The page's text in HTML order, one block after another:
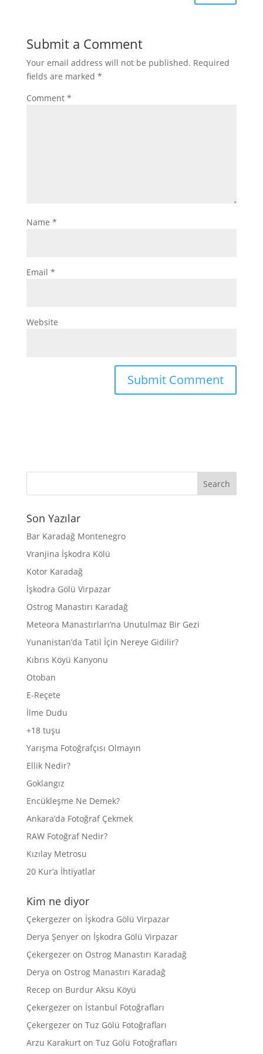
Submit a Comment
Your email address will not be published. Required
fields are marked *
Comment *
Name *
Email *
Website
Son Yazılar
Bar Karadağ Montenegro
Vranjina İşkodra Kölü
Kotor Karadağ
İşkodra Gölü Virpazar
Ostrog Manastırı Karadağ
Meteora Manastırları’na Unutulmaz Bir Gezi
Yunanistan’da Tatil İçin Nereye Gidilir?
Kıbrıs Köyü Kanyonu
Otoban
E-Reçete
İlme Dudu
+18 tuşu
Yarışma Fotoğrafçısı Olmayın
Ellik Nedir?
Goklangız
Encükleşme Ne Demek?
Ankara’da Fotoğraf Çekmek
RAW Fotoğraf Nedir?
Kızılay Metrosu
20 Kur’a İhtiyatlar
Kim ne diyor
Çekergezeron İşkodra Gölü Virpazar
Derya Şenyeron İşkodra Gölü Virpazar
Çekergezeron Ostrog Manastırı Karadağ
Derya on Ostrog Manastırı Karadağ
Recep on Burdur Aksu Köyü
Çekergezeron İstanbul Fotoğrafları
Çekergezeron Tuz Gölü Fotoğrafları
Arzu Karakurton Tuz Gölü Fotoğrafları